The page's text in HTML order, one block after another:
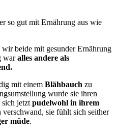
so gut mit Ernährung aus wie
beide mit gesunder Ernährung
waralles andere als
mit einem Blähbauch zu
wurde sie ihren
jetzt pudelwohl in ihrem
sie fühlt sich seither
müde.